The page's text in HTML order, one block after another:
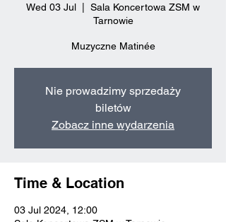
Wed 03 Jul
Sala Koncertowa ZSM w
Tarnowie
Muzyczne Matinée
Nie prowadzimy sprzedaży
biletów
Zobacz inne wydarzenia
Time & Location
03 Jul 2024, 12:00